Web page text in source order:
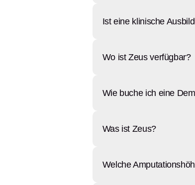
Ist eine klinische
Wo ist Zeus verfügbar?
Wie buche ich eine
Was ist Zeus?
Welche